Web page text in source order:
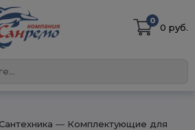
0
0 руб.
― Комплектующие для